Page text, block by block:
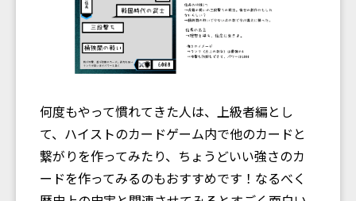
何度もやって慣れてきた人は、上級者編とし
て、ハイストのカードゲーム内で他のカードと
繋がりを作ってみたり、ちょうどいい強さのカ
ードを作ってみるのもおすすめです！なるべく